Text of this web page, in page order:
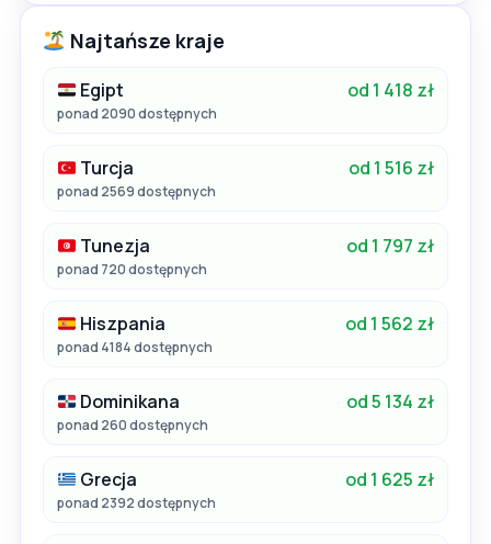
Najtańsze kraje
Egipt od 1 418 zł
ponad 2090 dostępnych
Turcja od 1 516 zł
ponad 2569 dostępnych
Tunezja od 1 797 zł
ponad 720 dostępnych
Hiszpania od 1 562 zł
ponad 4184 dostępnych
Dominikana od 5 134 zł
ponad 260 dostępnych
Grecja od 1 625 zł
ponad 2392 dostępnych